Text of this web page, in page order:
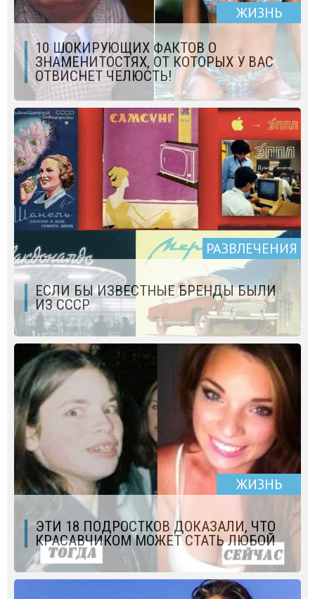
ЖИЗНЬ
10 ШОКИРУЮЩИХ ФАКТОВ О
ЗНАМЕНИТОСТЯХ, ОТ КОТОРЫХ У ВАС
ОТВИСНЕТ ЧЕЛЮСТЬ!
РАЗВЛЕЧЕНИЯ
ЕСЛИ БЫ ИЗВЕСТНЫЕ БРЕНДЫ БЫЛИ
ИЗ СССР
ЖИЗНЬ
ЭТИ 18 ПОДРОСТКОВ ДОКАЗАЛИ, ЧТО
КРАСАВЧИКОМ МОЖЕТ СТАТЬ ЛЮБОЙ